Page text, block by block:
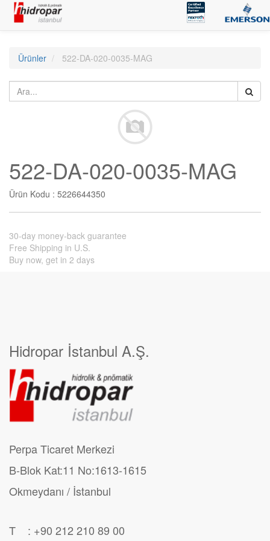
Ürünler 522-DA-020-0035-MAG
522-DA-020-0035-MAG
Ürün Kodu : 5226644350
30-day money-back guarantee
Free Shipping in U.S.
Buy now, get in 2 days
Hidropar İstanbul A.Ş.
Perpa Ticaret Merkezi
B-Blok Kat:11 No:1613-1615
Okmeydanı / İstanbul
T : +90 212 210 89 00